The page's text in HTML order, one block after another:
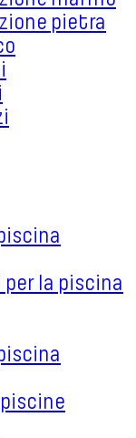
pietra
la piscina